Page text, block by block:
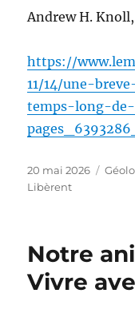
Andrew H.
https://
11/14/une-
temps-long-
Publié
le
20 mai 2026
Libèrent
Notre
Vivre